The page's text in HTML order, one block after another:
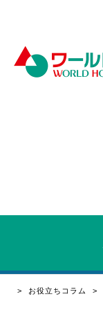
お役立ちコラム